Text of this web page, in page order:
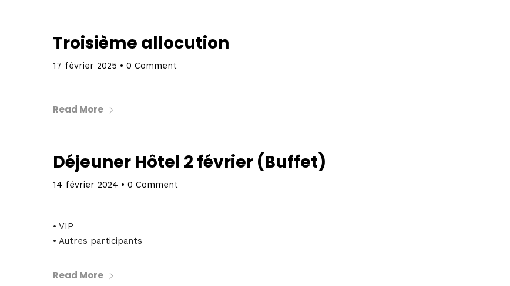
Troisième allocution
17 février 2025 • 0 Comment
Read More
Déjeuner Hôtel 2 février (Buffet)
14 février 2024 • 0 Comment
• VIP
• Autres participants
Read More
Home
Schedules
Speakers
About